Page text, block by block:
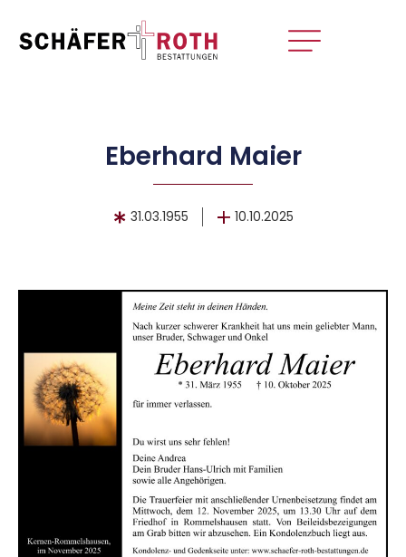
Eberhard Maier
31.03.1955 10.10.2025